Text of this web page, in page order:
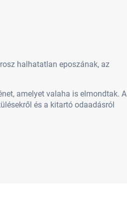
halhatatlan eposzának, az
amelyet valaha is elmondtak. A
és a kitartó odaadásról